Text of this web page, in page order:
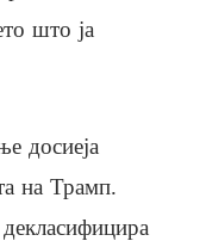
што ја
досиеја
на Трамп.